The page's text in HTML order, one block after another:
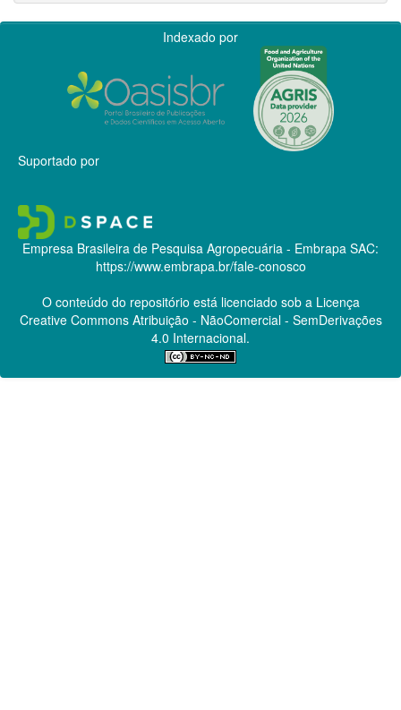
Indexado por
Suportado por
Empresa Brasileira de Pesquisa Agropecuária - Embrapa SAC:
https://www.embrapa.br/fale-conosco
O conteúdo do repositório está licenciado sob a Licença
Creative CommonsAtribuição - NãoComercial - SemDerivações
4.0 Internacional.